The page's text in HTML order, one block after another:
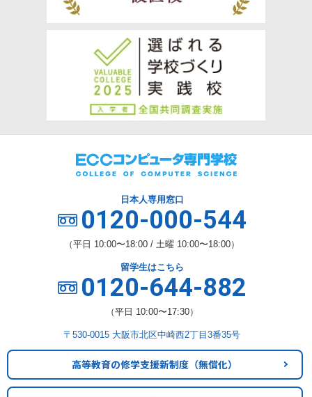
日本人専用窓口
0120-000-544
（平日 10:00〜18:00 / 土曜 10:00〜18:00）
留学生はこちら
0120-644-882
（平日 10:00〜17:30）
〒530-0015 大阪市北区中崎西2丁目3番35号
高等教育の修学支援新制度 （無償化）